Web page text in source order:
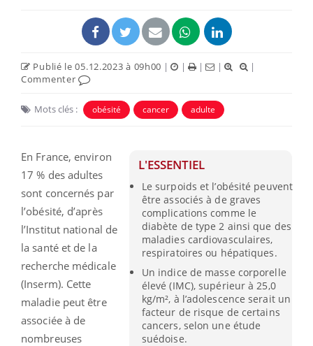
Publié le 05.12.2023 à 09h00 | | | |
|
Commenter
Mots clés : obésité cancer adulte
L'ESSENTIEL
Le surpoids et l’obésité peuvent
être associés à de graves
complications comme le
diabète de type 2 ainsi que des
maladies cardiovasculaires,
respiratoires ou hépatiques.
Un indice de masse corporelle
élevé (IMC), supérieur à 25,0
kg/m², à l’adolescence serait un
facteur de risque de certains
cancers, selon une étude
suédoise.
En France, environ
17 % des adultes
sont concernés par
l’obésité, d’après
l’Institut national de
la santé et de la
recherche médicale
(Inserm). Cette
maladie peut être
associée à de
nombreuses